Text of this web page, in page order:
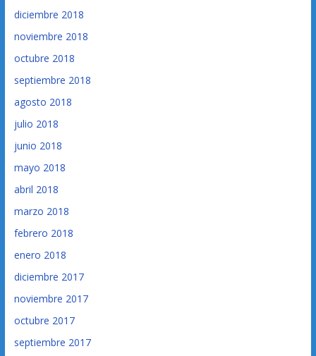
diciembre 2018
noviembre 2018
octubre 2018
septiembre 2018
agosto 2018
julio 2018
junio 2018
mayo 2018
abril 2018
marzo 2018
febrero 2018
enero 2018
diciembre 2017
noviembre 2017
octubre 2017
septiembre 2017